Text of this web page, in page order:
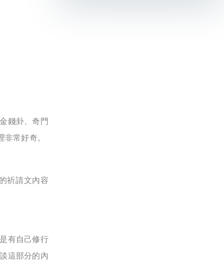
錢卦、奇門
常好奇。
祈請文內容
有自己修行
這部分的內